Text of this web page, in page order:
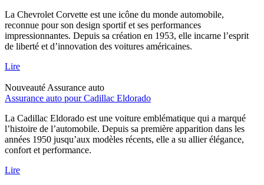
La Chevrolet Corvette est une icône du monde automobile,
reconnue pour son design sportif et ses performances
impressionnantes. Depuis sa création en 1953, elle incarne l’esprit
de liberté et d’innovation des voitures américaines.
Lire
Nouveauté Assurance auto
Assurance auto pour Cadillac Eldorado
La Cadillac Eldorado est une voiture emblématique qui a marqué
l’histoire de l’automobile. Depuis sa première apparition dans les
années 1950 jusqu’aux modèles récents, elle a su allier élégance,
confort et performance.
Lire